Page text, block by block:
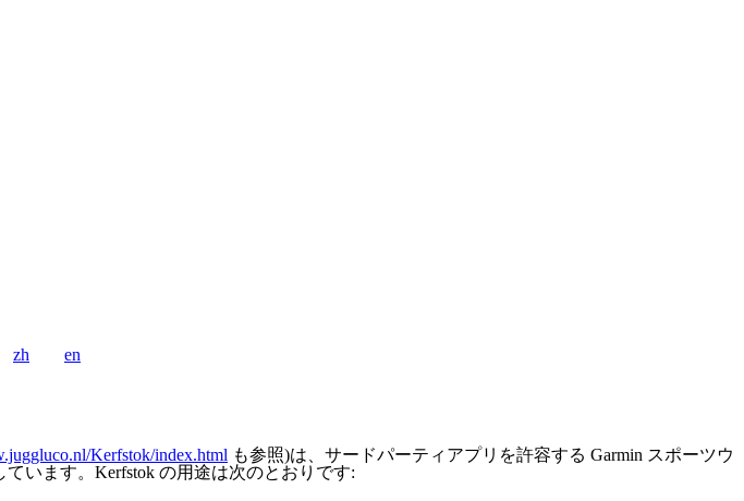
zh en
Kerfstok/index.html も参照)は、サードパーティアプリを許容する Garmin スポーツウ
います。Kerfstok の用途は次のとおりです: